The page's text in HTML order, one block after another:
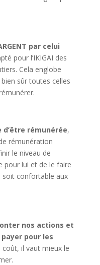
par celui
pour l’IKIGAI des
Cela englobe
sûr toutes celles
rémunérée,
rémunération
le niveau de
pour lui et de le faire
soit confortable aux
nos actions et
pour les
il vaut mieux le